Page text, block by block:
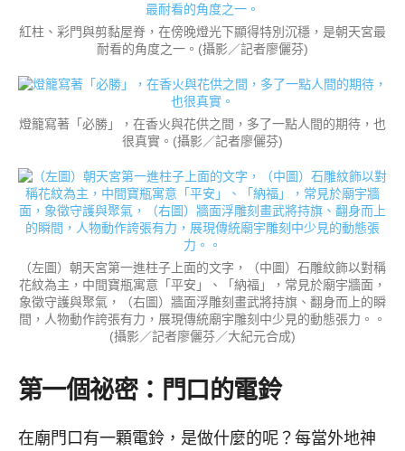
紅柱、彩門與剪黏屋脊，在傍晚燈光下顯得特別沉穩，是朝天宮最
耐看的角度之一。(攝影／記者廖儷芬)
燈籠寫著「必勝」，在香火與花供之間，多了一點人間的期待，也
很真實。(攝影／記者廖儷芬)
（左圖）朝天宮第一進柱子上面的文字，（中圖）石雕紋飾以對稱
花紋為主，中間寶瓶寓意「平安」、「納福」，常見於廟宇牆面，
象徵守護與聚氣，（右圖）牆面浮雕刻畫武將持旗、翻身而上的瞬
間，人物動作誇張有力，展現傳統廟宇雕刻中少見的動態張力。。
(攝影／記者廖儷芬／大紀元合成)
第一個祕密：門口的電鈴
在廟門口有一顆電鈴，是做什麼的呢？每當外地神